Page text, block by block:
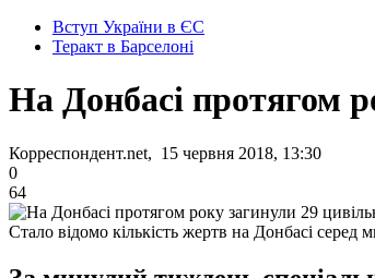
Вступ України в ЄС
Теракт в Барселоні
На Донбасі протягом
Корреспондент.net, 15 червня 2018, 13:30
0
64
Стало відомо кількість жертв на Донбасі серед